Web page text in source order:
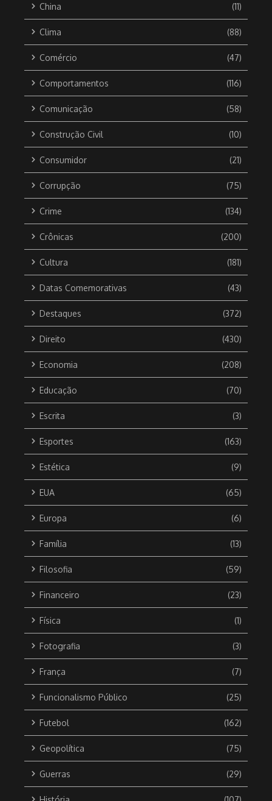
China (11)
Clima (88)
Comércio (47)
Comportamentos (116)
Comunicação (58)
Construção Civil (10)
Consumidor (21)
Corrupção (75)
Crime (134)
Crônicas (200)
Cultura (181)
Datas Comemorativas (43)
Destaques (372)
Direito (430)
Economia (208)
Educação (70)
Escrita (3)
Esportes (163)
Estética (9)
EUA (65)
Europa (6)
Família (13)
Filosofia (59)
Financeiro (23)
Física (1)
Fotografia (3)
França (7)
Funcionalismo Público (25)
Futebol (162)
Geopolítica (75)
Guerras (29)